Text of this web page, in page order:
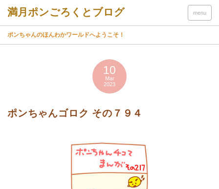
menu
ポンちゃんのほんわかワールドへようこそ！
10
Mar
2023
ポンちゃんゴロク その７９４